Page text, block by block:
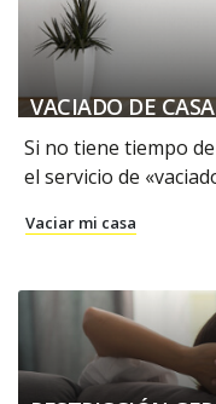
VACIADO DE CASA
Si no tiene tiempo
el servicio de
Vaciar mi casa